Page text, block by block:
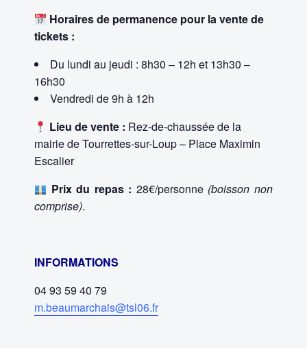
Horaires de permanence pour la vente de
tickets :
Du lundi au jeudi : 8h30 – 12h et 13h30 –
16h30
Vendredi de 9h à 12h
Lieu de vente : Rez-de-chaussée de la
mairie de Tourrettes-sur-Loup – Place Maximin
Escalier
Prix du repas : 28€/personne (boisson non
comprise).
INFORMATIONS
04 93 59 40 79
m.beaumarchais@tsl06.fr